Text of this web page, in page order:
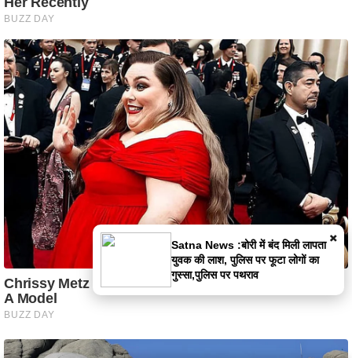
×
Satna News :बोरी में बंद मिली लापता
युवक की लाश, पुलिस पर फूटा लोगों का
गुस्सा,पुलिस पर पथराव